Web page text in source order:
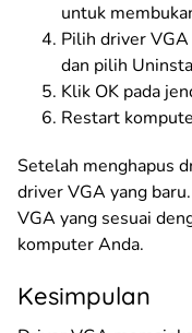
untuk
Pilih driver VGA
dan pilih
Klik OK pada
Restart
Setelah menghapus
driver VGA yang
VGA yang sesuai
komputer Anda.
Kesimpulan